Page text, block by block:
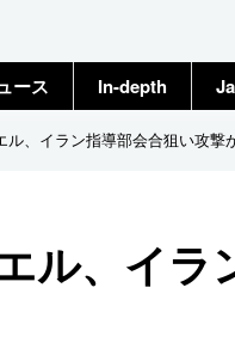
ース
プ
In-depth
ル、イラン指導部会合狙い攻撃
ル、イラ